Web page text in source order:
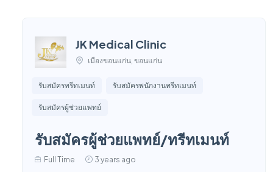
JK Medical Clinic
เมืองขอนแก่น, ขอนแก่น
รับสมัครทรีทเมนท์ รับสมัครพนักงานทรีทเมนท์
รับสมัครผู้ช่วยแพทย์
รับสมัครผู้ช่วยแพทย์/ทรีทเมนท์
Full Time 3 years ago